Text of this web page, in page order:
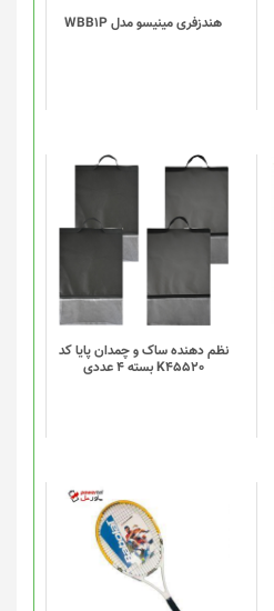
هندزفری مینیسو مدل WBB1P
نظم دهنده ساک و چمدان پایا کد
K45520 بسته 4 عددی
دارای
انواع
می
باشد.
گزینه
ها
محصول
انتخاب
شوند